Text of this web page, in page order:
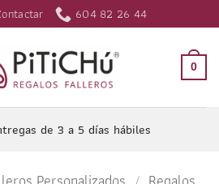
604 82 26 44
0
de 3 a 5 días hábiles